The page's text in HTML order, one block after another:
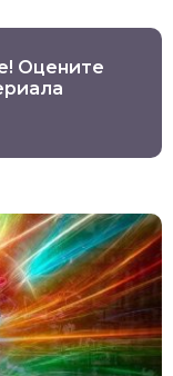
Оцените